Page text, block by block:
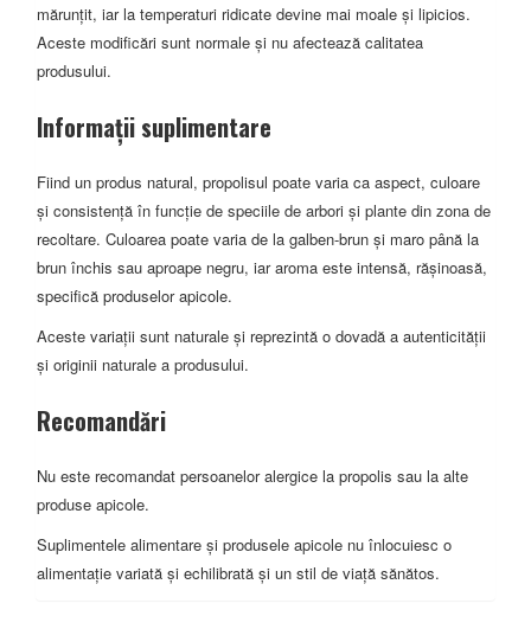
mărunțit, iar la temperaturi ridicate devine mai moale și lipicios.
Aceste modificări sunt normale și nu afectează calitatea
produsului.
Informații suplimentare
Fiind un produs natural, propolisul poate varia ca aspect, culoare
și consistență în funcție de speciile de arbori și plante din zona de
recoltare. Culoarea poate varia de la galben-brun și maro până la
brun închis sau aproape negru, iar aroma este intensă, rășinoasă,
specifică produselor apicole.
Aceste variații sunt naturale și reprezintă o dovadă a autenticității
și originii naturale a produsului.
Recomandări
Nu este recomandat persoanelor alergice la propolis sau la alte
produse apicole.
Suplimentele alimentare și produsele apicole nu înlocuiesc o
alimentație variată și echilibrată și un stil de viață sănătos.